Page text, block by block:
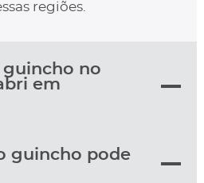
regiões.
no
em
guincho pode